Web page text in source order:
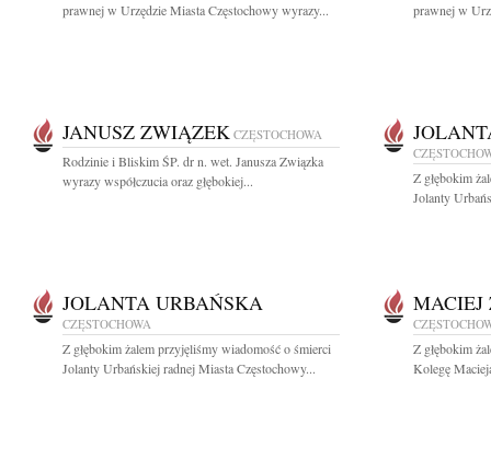
prawnej w Urzędzie Miasta Częstochowy wyrazy...
prawnej w
JANUSZ ZWIĄZEK CZĘSTOCHOWA
Rodzinie i Bliskim ŚP. dr n. wet. Janusza Związka
wyrazy współczucia oraz głębokiej...
Z głębokim
Jolanty
JOLANTA URBAŃSKA
CZĘSTOCHOWA
Z głębokim żalem przyjęliśmy wiadomość o śmierci
Jolanty Urbańskiej radnej Miasta Częstochowy...
Z głębokim
Kolegę